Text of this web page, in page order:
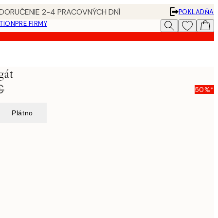
2-4 PRACOVNÝCH DNÍ
POKLADŇA
PRE FIRMY
50%*
Plátno